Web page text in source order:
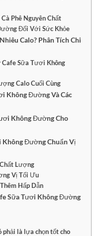
Phê Nguyên Chất
Đối Với Sức Khỏe
Calo? Phân Tích Chi
Sữa Tươi Không
Calo Cuối Cùng
Không Đường Và Các
Không Đường Cho
Không Đường Chuẩn Vị
Lượng
Vị Tối Ưu
Hấp Dẫn
Sữa Tươi Không Đường
là lựa chọn tốt cho